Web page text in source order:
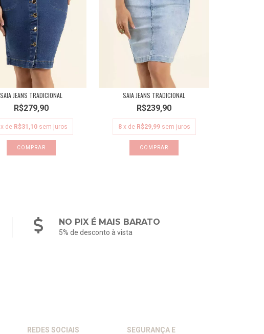
SAIA JEANS TRADICIONAL
R$279,90
x de R$31,10 sem juros
COMPRAR
SAIA JEANS TRADICIONAL
R$239,90
8 x de R$29,99 sem juros
COMPRAR
NO PIX É MAIS BARATO
5% de desconto à vista
REDES SOCIAIS SEGURANÇA E